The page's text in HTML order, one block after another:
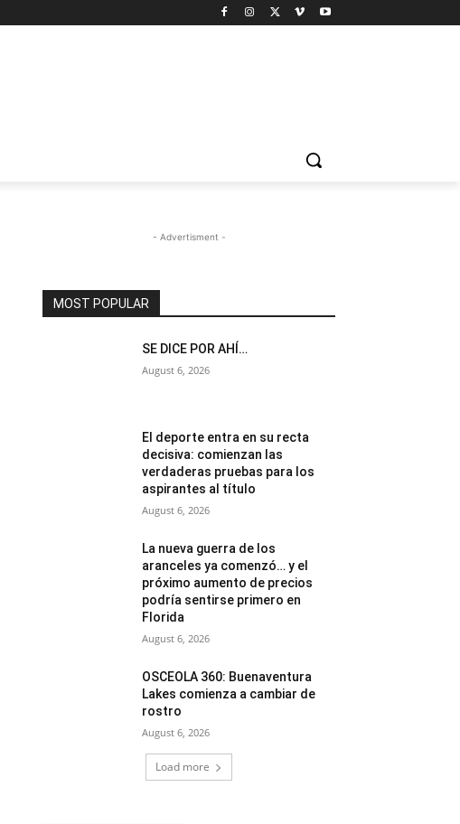
- Advertisment -
MOST POPULAR
SE DICE POR AHÍ…
August 6, 2026
El deporte entra en su recta
decisiva: comienzan las
verdaderas pruebas para los
aspirantes al título
August 6, 2026
La nueva guerra de los
aranceles ya comenzó… y el
próximo aumento de precios
podría sentirse primero en
Florida
August 6, 2026
OSCEOLA 360: Buenaventura
Lakes comienza a cambiar de
rostro
August 6, 2026
Load more